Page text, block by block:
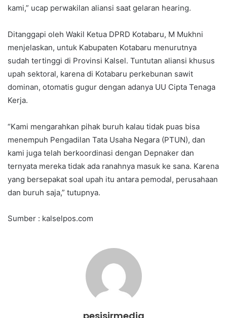
kami,” ucap perwakilan aliansi saat gelaran hearing.
Ditanggapi oleh Wakil Ketua DPRD Kotabaru, M Mukhni
menjelaskan, untuk Kabupaten Kotabaru menurutnya
sudah tertinggi di Provinsi Kalsel. Tuntutan aliansi khusus
upah sektoral, karena di Kotabaru perkebunan sawit
dominan, otomatis gugur dengan adanya UU Cipta Tenaga
Kerja.
“Kami mengarahkan pihak buruh kalau tidak puas bisa
menempuh Pengadilan Tata Usaha Negara (PTUN), dan
kami juga telah berkoordinasi dengan Depnaker dan
ternyata mereka tidak ada ranahnya masuk ke sana. Karena
yang bersepakat soal upah itu antara pemodal, perusahaan
dan buruh saja,” tutupnya.
Sumber : kalselpos.com